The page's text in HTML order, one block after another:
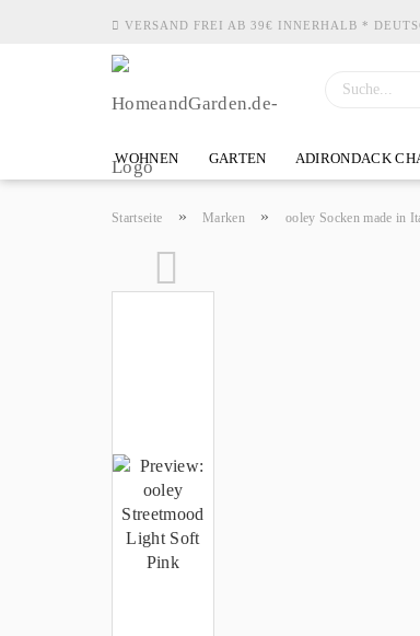
VERSAND FREI AB 39€ INNERHALB *
WOHNEN GARTEN ADIRONDACK
Startseite » Marken » ooley Socken made in